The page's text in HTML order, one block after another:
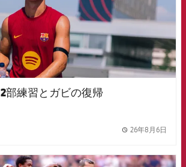
2部練習とガビの復帰
26年8月6日
FCB Barcelona badge